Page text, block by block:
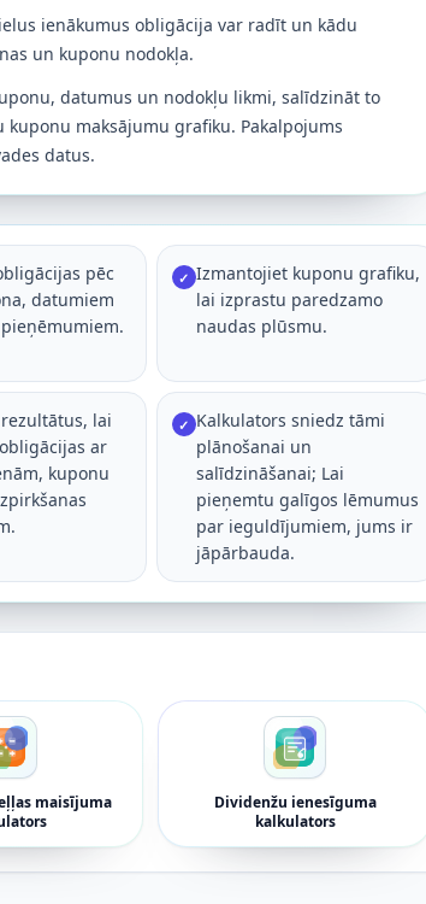
ienākumus obligācija var radīt un kādu
un kuponu nodokļa.
datumus un nodokļu likmi, salīdzināt to
maksājumu grafiku. Pakalpojums
datus.
pēc
datumiem
✓ Izmantojiet kuponu grafiku,
lai izprastu paredzamo
naudas plūsmu.
lai
ar
kuponu
✓ Kalkulators sniedz tāmi
plānošanai un
salīdzināšanai; Lai
pieņemtu galīgos lēmumus
par ieguldījumiem, jums ir
jāpārbauda.
maisījuma
Dividenžu ienesīguma
kalkulators